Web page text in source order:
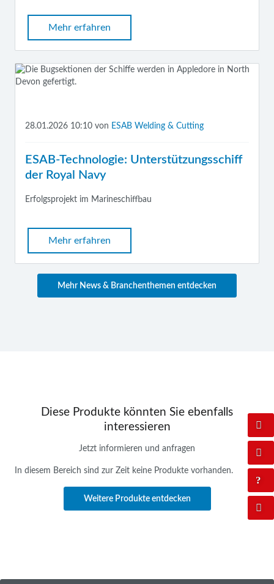
Mehr erfahren
28.01.2026 10:10 von ESAB Welding & Cutting
ESAB-Technologie: Unterstützungsschiff
der Royal Navy
Erfolgsprojekt im Marineschiffbau
Mehr erfahren
Mehr News & Branchenthemen entdecken
Diese Produkte könnten Sie ebenfalls
interessieren
Jetzt informieren und anfragen
In diesem Bereich sind zur Zeit keine Produkte vorhanden.
Weitere Produkte entdecken